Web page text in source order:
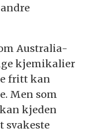
Australia-
kjemikalier
fritt kan
Men som
kjeden
svakeste